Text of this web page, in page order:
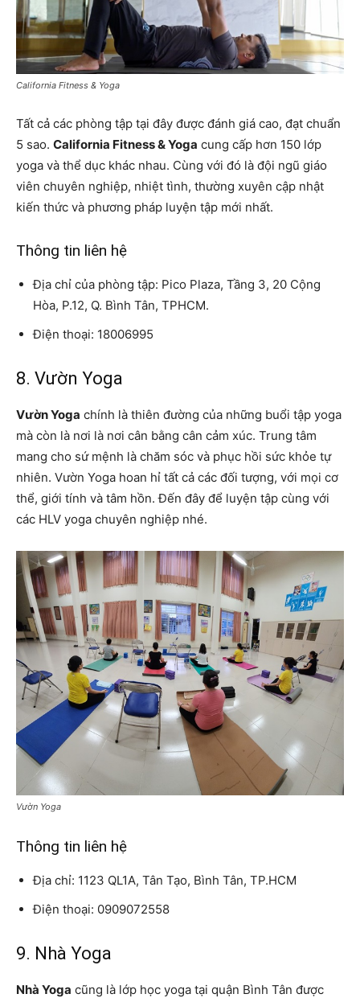
California Fitness & Yoga
Tất cả các phòng tập tại đây được đánh giá cao, đạt chuẩn
5 sao. California Fitness & Yoga cung cấp hơn 150 lớp
yoga và thể dục khác nhau. Cùng với đó là đội ngũ giáo
viên chuyên nghiệp, nhiệt tình, thường xuyên cập nhật
kiến thức và phương pháp luyện tập mới nhất.
Thông tin liên hệ
Địa chỉ của phòng tập: Pico Plaza, Tầng 3, 20 Cộng
Hòa, P.12, Q. Bình Tân, TPHCM.
Điện thoại: 18006995
8. Vườn Yoga
Vườn Yoga chính là thiên đường của những buổi tập yoga
mà còn là nơi là nơi cân bằng cân cảm xúc. Trung tâm
mang cho sứ mệnh là chăm sóc và phục hồi sức khỏe tự
nhiên. Vườn Yoga hoan hỉ tất cả các đối tượng, với mọi cơ
thể, giới tính và tâm hồn. Đến đây để luyện tập cùng với
các HLV yoga chuyên nghiệp nhé.
Vườn Yoga
Thông tin liên hệ
Địa chỉ: 1123 QL1A, Tân Tạo, Bình Tân, TP.HCM
Điện thoại: 0909072558
9. Nhà Yoga
Nhà Yoga cũng là lớp học yoga tại quận Bình Tân được